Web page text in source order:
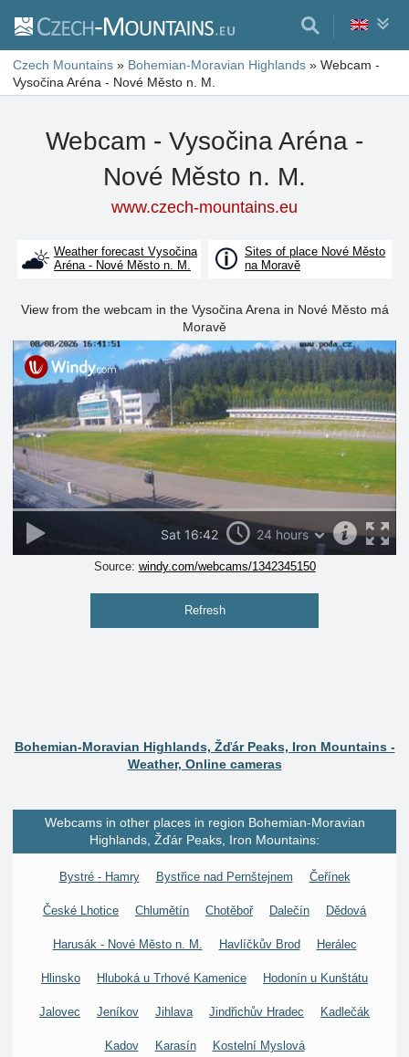
Czech Mountains » Bohemian-Moravian Highlands » Webcam -
Vysočina Aréna - Nové Město n. M.
Webcam - Vysočina Aréna -
Nové Město n. M.
www.czech-mountains.eu
Weather forecast Vysočina
Aréna - Nové Město n. M.
Sites of place Nové Město
na Moravě
View from the webcam in the Vysočina Arena in Nové Město má
Moravě
Source: windy.com/webcams/1342345150
Refresh
Bohemian-Moravian Highlands, Žďár Peaks, Iron Mountains -
Weather, Online cameras
Webcams in other places in region Bohemian-Moravian
Highlands, Žďár Peaks, Iron Mountains:
Bystré - Hamry Bystřice nad Pernštejnem Čeřínek
České Lhotice Chlumětín Chotěboř Dalečín Dědová
Harusák - Nové Město n. M. Havlíčkův Brod Herálec
Hlinsko Hluboká u Trhové Kamenice Hodonín u Kunštátu
Jalovec Jeníkov Jihlava Jindřichův Hradec Kadlečák
Kadov Karasín Kostelní Myslová